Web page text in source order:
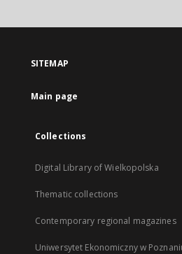
SITEMAP
Main page
Collections
Digital Library of Wielkopolska
Thematic collections
Contemporary regional magazines
Uniwersytet Ekonomiczny w